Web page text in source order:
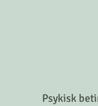
Psykisk